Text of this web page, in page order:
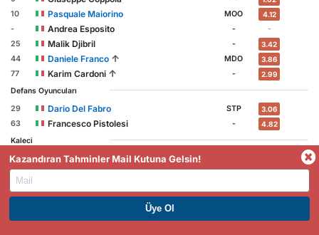
10 Pasquale Maiorino MOO 4.12
- Andrea Esposito -
-
25
Malik Djibril - 3.42
44 Daniele Franco ↑ MDO 3.86
77 Karim Cardoni ↑ - 2.99
Defans Oyuncuları
29
Dario Del Fabro STP 3.06
63 Francesco Pistolesi - 4.82
Kaleci
1
Elia Summa
Hangi Oyuncular Gol Atacak?
PREMIUM ÜYE OL. HEMEN KAZAN
Kazandıran Tahminler Mail Kutuna Gelsin!